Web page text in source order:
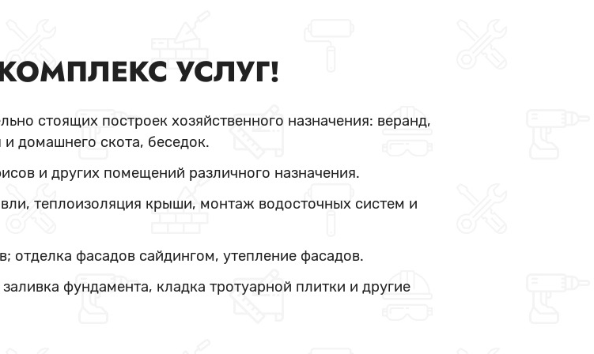
УСЛУГ!
стоящих построек хозяйственного назначения: веранд,
домашнего скота, беседок.
и других помещений различного назначения.
теплоизоляция крыши, монтаж водосточных систем и
отделка фасадов сайдингом, утепление фасадов.
фундамента, кладка тротуарной плитки и другие